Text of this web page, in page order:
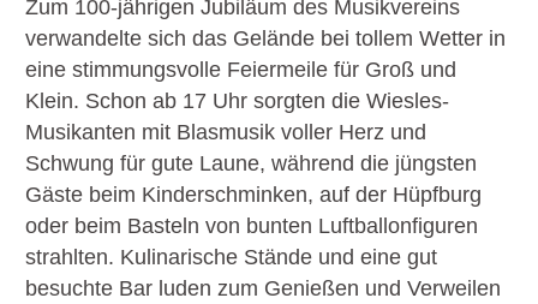
Zum 100-jährigen Jubiläum des Musikvereins
verwandelte sich das Gelände bei tollem Wetter in
eine stimmungsvolle Feiermeile für Groß und
Klein. Schon ab 17 Uhr sorgten die Wiesles-
Musikanten mit Blasmusik voller Herz und
Schwung für gute Laune, während die jüngsten
Gäste beim Kinderschminken, auf der Hüpfburg
oder beim Basteln von bunten Luftballonfiguren
strahlten. Kulinarische Stände und eine gut
besuchte Bar luden zum Genießen und Verweilen